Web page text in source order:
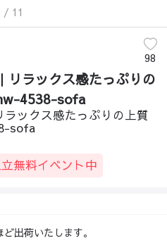
イソファー｜リラックス感たっぷ
デュロイソファー｜リラックス
ロイソファー｜リラックス感た
ュロイソファー｜リラックス感た
/ 11
98
リラックス感たっぷりの
4538-sofa
ックス感たっぷりの上質
sofa
無料イベント中
出荷いたします。